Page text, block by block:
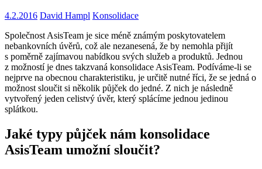
4.2.2016 David Hampl Konsolidace
Společnost AsisTeam je sice méně známým poskytovatelem
nebankovních úvěrů, což ale nezanesená, že by nemohla přijít
s poměrně zajímavou nabídkou svých služeb a produktů. Jednou
z možností je dnes takzvaná konsolidace AsisTeam. Podíváme-li se
nejprve na obecnou charakteristiku, je určitě nutné říci, že se jedná o
možnost sloučit si několik půjček do jedné. Z nich je následně
vytvořený jeden celistvý úvěr, který splácíme jednou jedinou
splátkou.
Jaké typy půjček nám konsolidace
AsisTeam umožní sloučit?